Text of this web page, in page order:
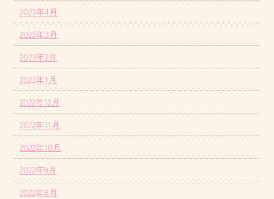
2023年4月
2023年3月
2023年2月
2023年1月
2022年12月
2022年11月
2022年10月
2022年9月
2022年8月